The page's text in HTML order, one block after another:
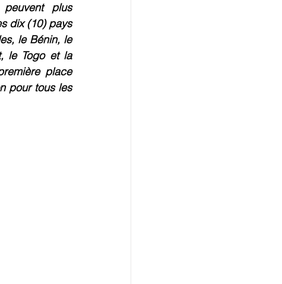
plus
dix (10) pays
le Bénin, le
le Togo et la
place
pour tous les